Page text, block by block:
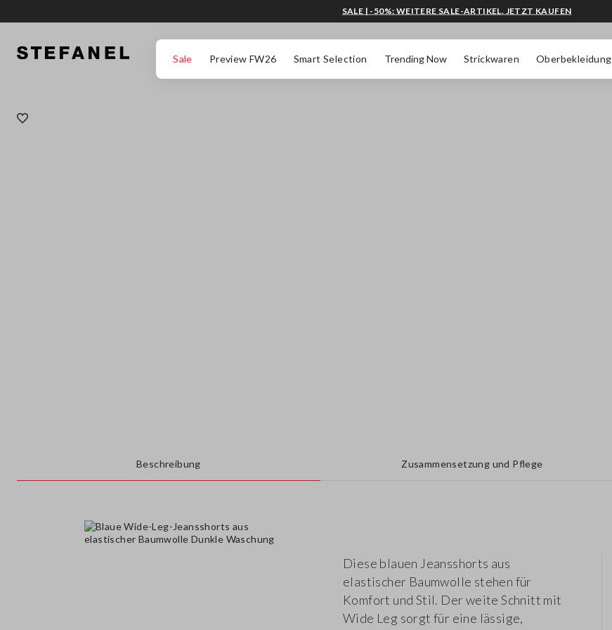
Sale Preview FW26 Smart Selection Trending Now Strickwaren Oberbekleidung
SALE | -50%: WEITERE SALE-ARTIKEL. JETZT KAUFEN
Beschreibung Zusammensetzung und Pflege
Diese blauen Jeansshorts aus
elastischer Baumwolle stehen für
Komfort und Stil. Der weite Schnitt mit
Wide Leg sorgt für eine lässige,